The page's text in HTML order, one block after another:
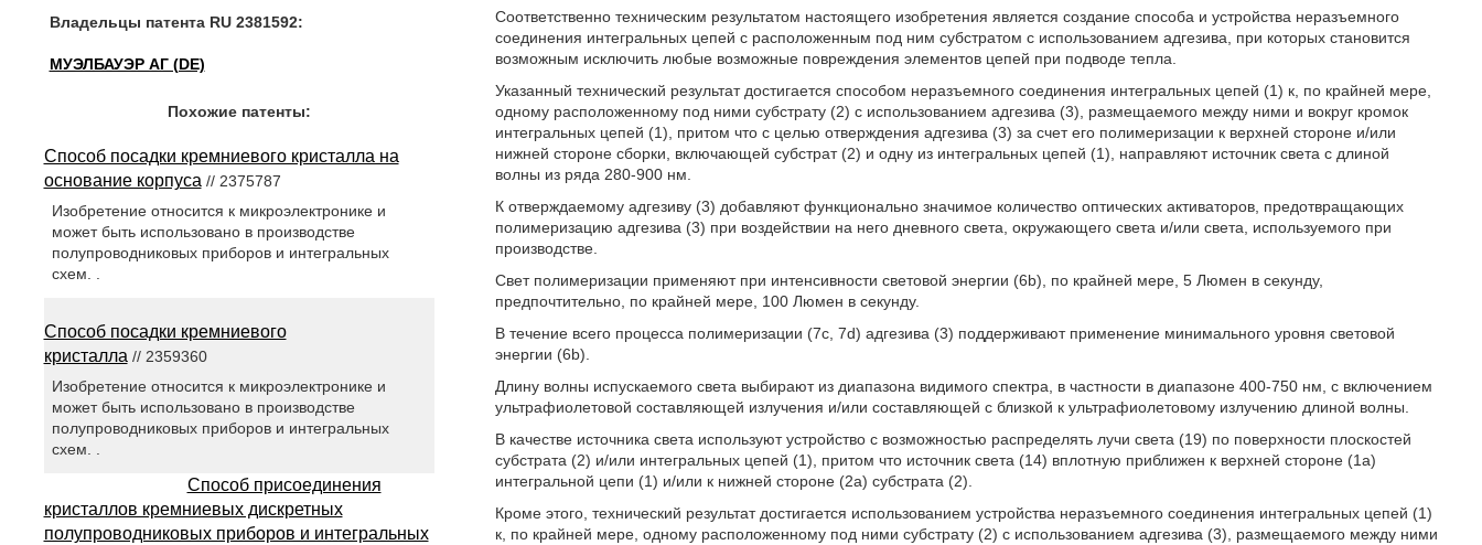
Владельцы патента RU 2381592:
МУЭЛБАУЭР АГ (DE)
Соответственно техническим результатом настоящего изобретения является создание способа и устройства неразъемного
соединения интегральных цепей с расположенным под ним субстратом с использованием адгезива, при которых становится
возможным исключить любые возможные повреждения элементов цепей при подводе тепла.
Указанный технический результат достигается способом неразъемного соединения интегральных цепей (1) к, по крайней мере,
одному расположенному под ними субстрату (2) с использованием адгезива (3), размещаемого между ними и вокруг кромок
интегральных цепей (1), притом что с целью отверждения адгезива (3) за счет его полимеризации к верхней стороне и/или
нижней стороне сборки, включающей субстрат (2) и одну из интегральных цепей (1), направляют источник света с длиной
волны из ряда 280-900 нм.
К отверждаемому адгезиву (3) добавляют функционально значимое количество оптических активаторов, предотвращающих
полимеризацию адгезива (3) при воздействии на него дневного света, окружающего света и/или света, используемого при
производстве.
Свет полимеризации применяют при интенсивности световой энергии (6b), по крайней мере, 5 Люмен в секунду,
предпочтительно, по крайней мере, 100 Люмен в секунду.
В течение всего процесса полимеризации (7с, 7d) адгезива (3) поддерживают применение минимального уровня световой
энергии (6b).
Длину волны испускаемого света выбирают из диапазона видимого спектра, в частности в диапазоне 400-750 нм, с включением
ультрафиолетовой составляющей излучения и/или составляющей с близкой к ультрафиолетовому излучению длиной волны.
В качестве источника света используют устройство с возможностью распределять лучи света (19) по поверхности плоскостей
субстрата (2) и/или интегральных цепей (1), притом что источник света (14) вплотную приближен к верхней стороне (1а)
интегральной цепи (1) и/или к нижней стороне (2а) субстрата (2).
Кроме этого, технический результат достигается использованием устройства неразъемного соединения интегральных цепей (1)
к, по крайней мере, одному расположенному под ними субстрату (2) с использованием адгезива (3), размещаемого между ними
Похожие патенты:
Способ посадки кремниевого кристалла на
основание корпуса // 2375787
Изобретение относится к микроэлектронике и
может быть использовано в производстве
полупроводниковых приборов и интегральных
схем. .
Способ посадки кремниевого
кристалла // 2359360
Изобретение относится к микроэлектронике и
может быть использовано в производстве
полупроводниковых приборов и интегральных
схем. .
Способ присоединения
кристаллов кремниевых дискретных
полупроводниковых приборов и интегральных